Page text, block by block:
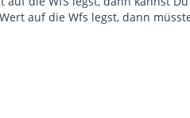
auf die Wfs legst, dann